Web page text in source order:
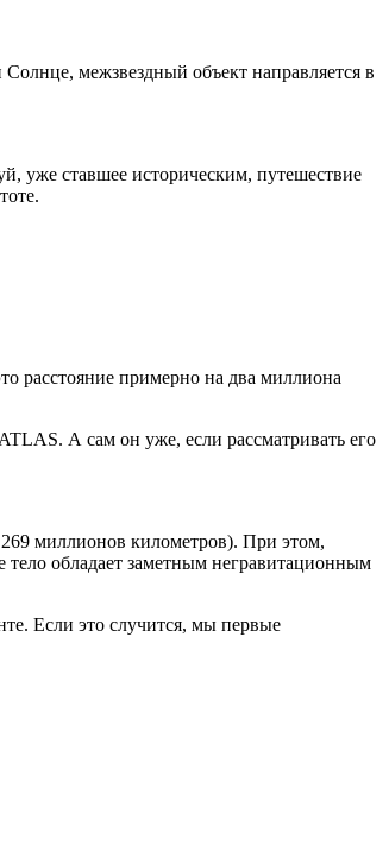
межзвездный объект направляется в
уже ставшее историческим, путешествие
расстояние примерно на два миллиона
А сам он уже, если рассматривать его
миллионов километров). При этом,
тело обладает заметным негравитационным
Если это случится, мы первые